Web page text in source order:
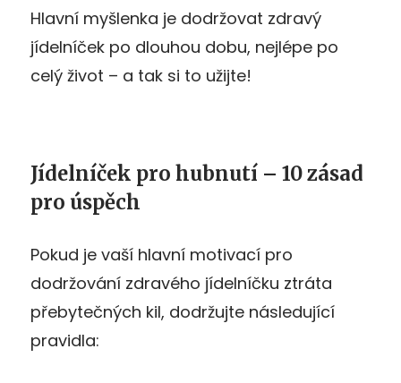
Hlavní myšlenka je dodržovat zdravý
jídelníček po dlouhou dobu, nejlépe po
celý život – a tak si to užijte!
Jídelníček pro hubnutí – 10 zásad
pro úspěch
Pokud je vaší hlavní motivací pro
dodržování zdravého jídelníčku ztráta
přebytečných kil, dodržujte následující
pravidla: